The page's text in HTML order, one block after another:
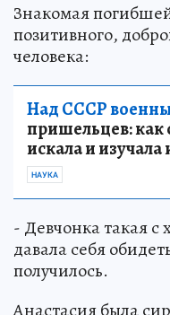
Знакомая
позитивного,
человека:
Над СССР
пришельцев: как
искала и
НАУКА
- Девчонка такая с
давала себя
получилось.
Анастасия была